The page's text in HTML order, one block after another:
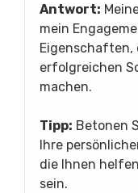
Antwort:
mein
Eigenschaften,
erfolgreichen
machen.
Tipp: Betonen
Ihre
die Ihnen
sein.